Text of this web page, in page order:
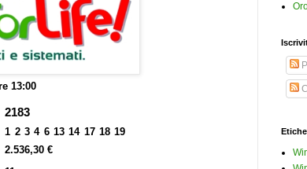
13:00
2183
1 2 3 4 6 13 14 17 18 19
2.536,30 €